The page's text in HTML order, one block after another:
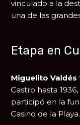
vinculado a la
una de las
Etapa en
Miguelito Valdés
Castro hasta
participó en la
Casino de la Playa.